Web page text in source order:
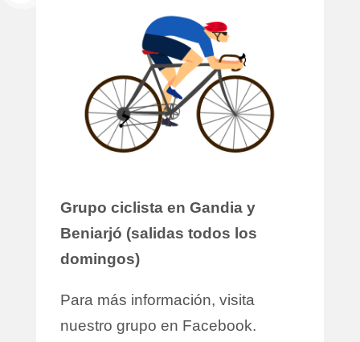
Grupo ciclista en Gandia y
Beniarjó (salidas todos los
domingos)
Para más información, visita
nuestro grupo en Facebook.